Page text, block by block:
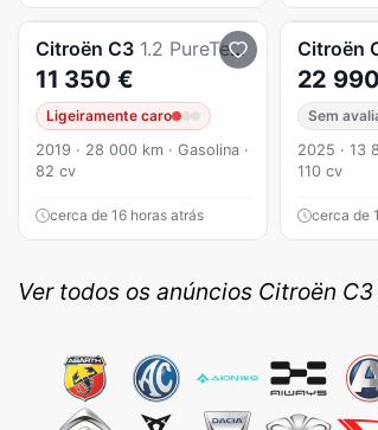
Citroën C3 1.2 PureTech Feel
11 350 €
Ligeiramente caro
2019 · 28 000 km · Gasolina ·
82 cv
cerca de 16 horas atrás
Citroën
22
Sem
2025 · 13
110 cv
cerca de
Ver todos os anúncios Citroën C3